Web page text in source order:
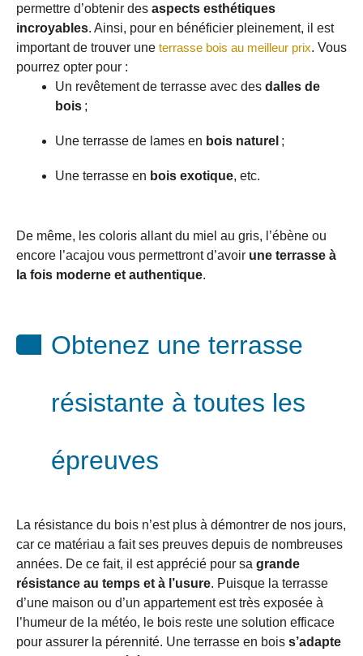
permettre d’obtenir des aspects esthétiques
incroyables. Ainsi, pour en bénéficier pleinement, il est
important de trouver une terrasse bois au meilleur prix. Vous
pourrez opter pour :
Un revêtement de terrasse avec des dalles de
bois ;
Une terrasse de lames en bois naturel ;
Une terrasse en bois exotique, etc.
De même, les coloris allant du miel au gris, l’ébène ou
encore l’acajou vous permettront d’avoir une terrasse à
la fois moderne et authentique.
Obtenez une terrasse
résistante à toutes les
épreuves
La résistance du bois n’est plus à démontrer de nos jours,
car ce matériau a fait ses preuves depuis de nombreuses
années. De ce fait, il est apprécié pour sa grande
résistance au temps et à l’usure. Puisque la terrasse
d’une maison ou d’un appartement est très exposée à
l’humeur de la météo, le bois reste une solution efficace
pour assurer la pérennité. Une terrasse en bois s’adapte